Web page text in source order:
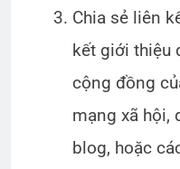
Chia sẻ liên
kết giới thiệu
cộng đồng
mạng xã hội,
blog, hoặc